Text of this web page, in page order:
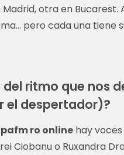
otra en Bucarest.
pero cada una tiene
ritmo que nos
el despertador)?
ro online hay
Ciobanu o Ruxandra